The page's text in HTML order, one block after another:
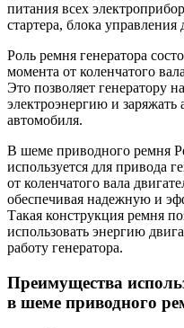
питания всех
стартера, блока
Роль ремня генератора
момента от коленчатого
Это позволяет генератору
электроэнергию и
автомобиля.
В шеме приводного ремня
используется для привода
от коленчатого вала
обеспечивая надежную и
Такая конструкция ремня
использовать энергию
работу генератора.
Преимущества
в шеме приводного